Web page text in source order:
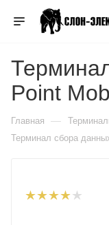
Point
Главная —
Терминал сбора